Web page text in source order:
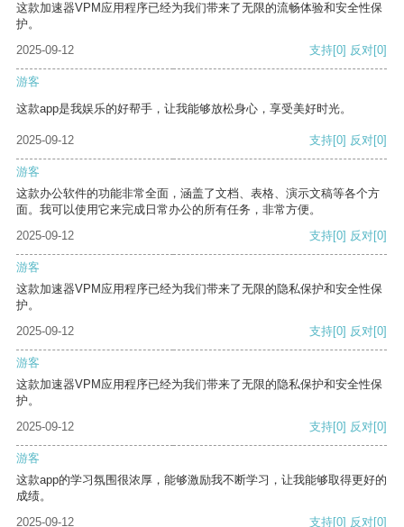
这款加速器VPM应用程序已经为我们带来了无限的流畅体验和安全性保
护。
2025-09-12
支持[0] 反对[0]
游客
这款app是我娱乐的好帮手，让我能够放松身心，享受美好时光。
2025-09-12 支持[0] 反对[0]
游客
这款办公软件的功能非常全面，涵盖了文档、表格、演示文稿等各个方
面。我可以使用它来完成日常办公的所有任务，非常方便。
2025-09-12
支持[0] 反对[0]
游客
这款加速器VPM应用程序已经为我们带来了无限的隐私保护和安全性保
护。
2025-09-12
支持[0] 反对[0]
游客
这款加速器VPM应用程序已经为我们带来了无限的隐私保护和安全性保
护。
2025-09-12
支持[0] 反对[0]
游客
这款app的学习氛围很浓厚，能够激励我不断学习，让我能够取得更好的
成绩。
2025-09-12
支持[0] 反对[0]